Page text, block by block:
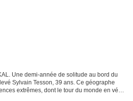
Une demi-année de solitude au bord du
Sylvain Tesson, 39 ans. Ce géographe
extrêmes, dont le tour du monde en vélo